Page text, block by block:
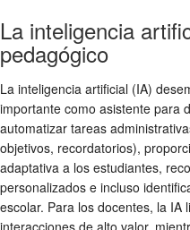
La inteligencia
pedagógico
La inteligencia artificial (IA)
importante como asistente para
automatizar tareas
objetivos, recordatorios),
adaptativa a los estudiantes,
personalizados e incluso
escolar. Para los docentes, la